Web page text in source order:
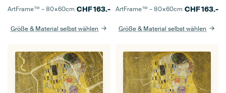
ArtFrame™ –80×60cm CHF163.-
Größe & Material selbst wählen
ArtFrame™ –80×60cm CHF163.-
Größe & Material selbst wählen